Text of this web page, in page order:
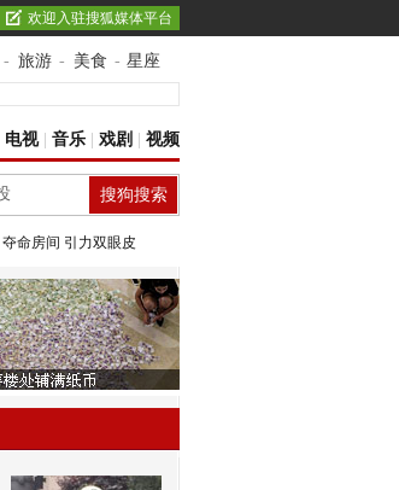
欢迎入驻搜狐媒体平台
- 旅游 - 美食 - 星座
电视| 音乐 戏剧 视频
夺命房间 引力双眼皮